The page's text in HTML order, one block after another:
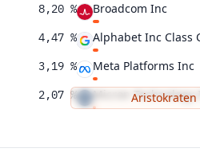
8,20 %
4,47 %
3,19 %
2,07 %
1,62 %
Broadcom Inc
Alphabet Inc Class
Meta Platforms Inc
Micron Technology
Aristokraten